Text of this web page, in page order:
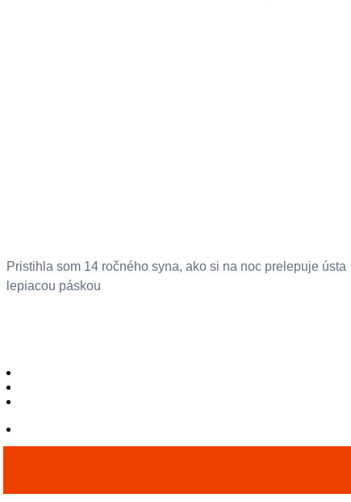
Pristihla som 14 ročného syna, ako si na noc prelepuje ústa
lepiacou páskou